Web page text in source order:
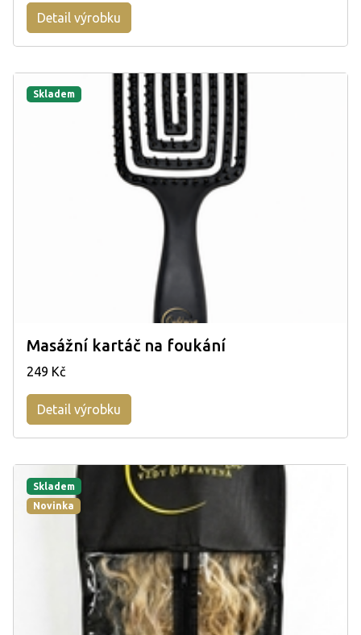
Detail výrobku
Skladem
Masážní kartáč na foukání
249 Kč
Detail výrobku
Skladem
Novinka